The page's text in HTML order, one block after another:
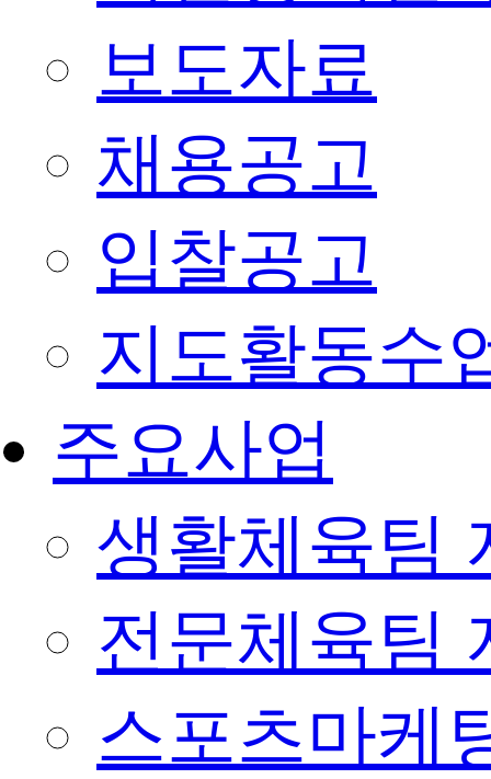
보도자료
채용공고
입찰공고
지도활동수
주요사업
생활체육팀
전문체육팀
스포츠마케